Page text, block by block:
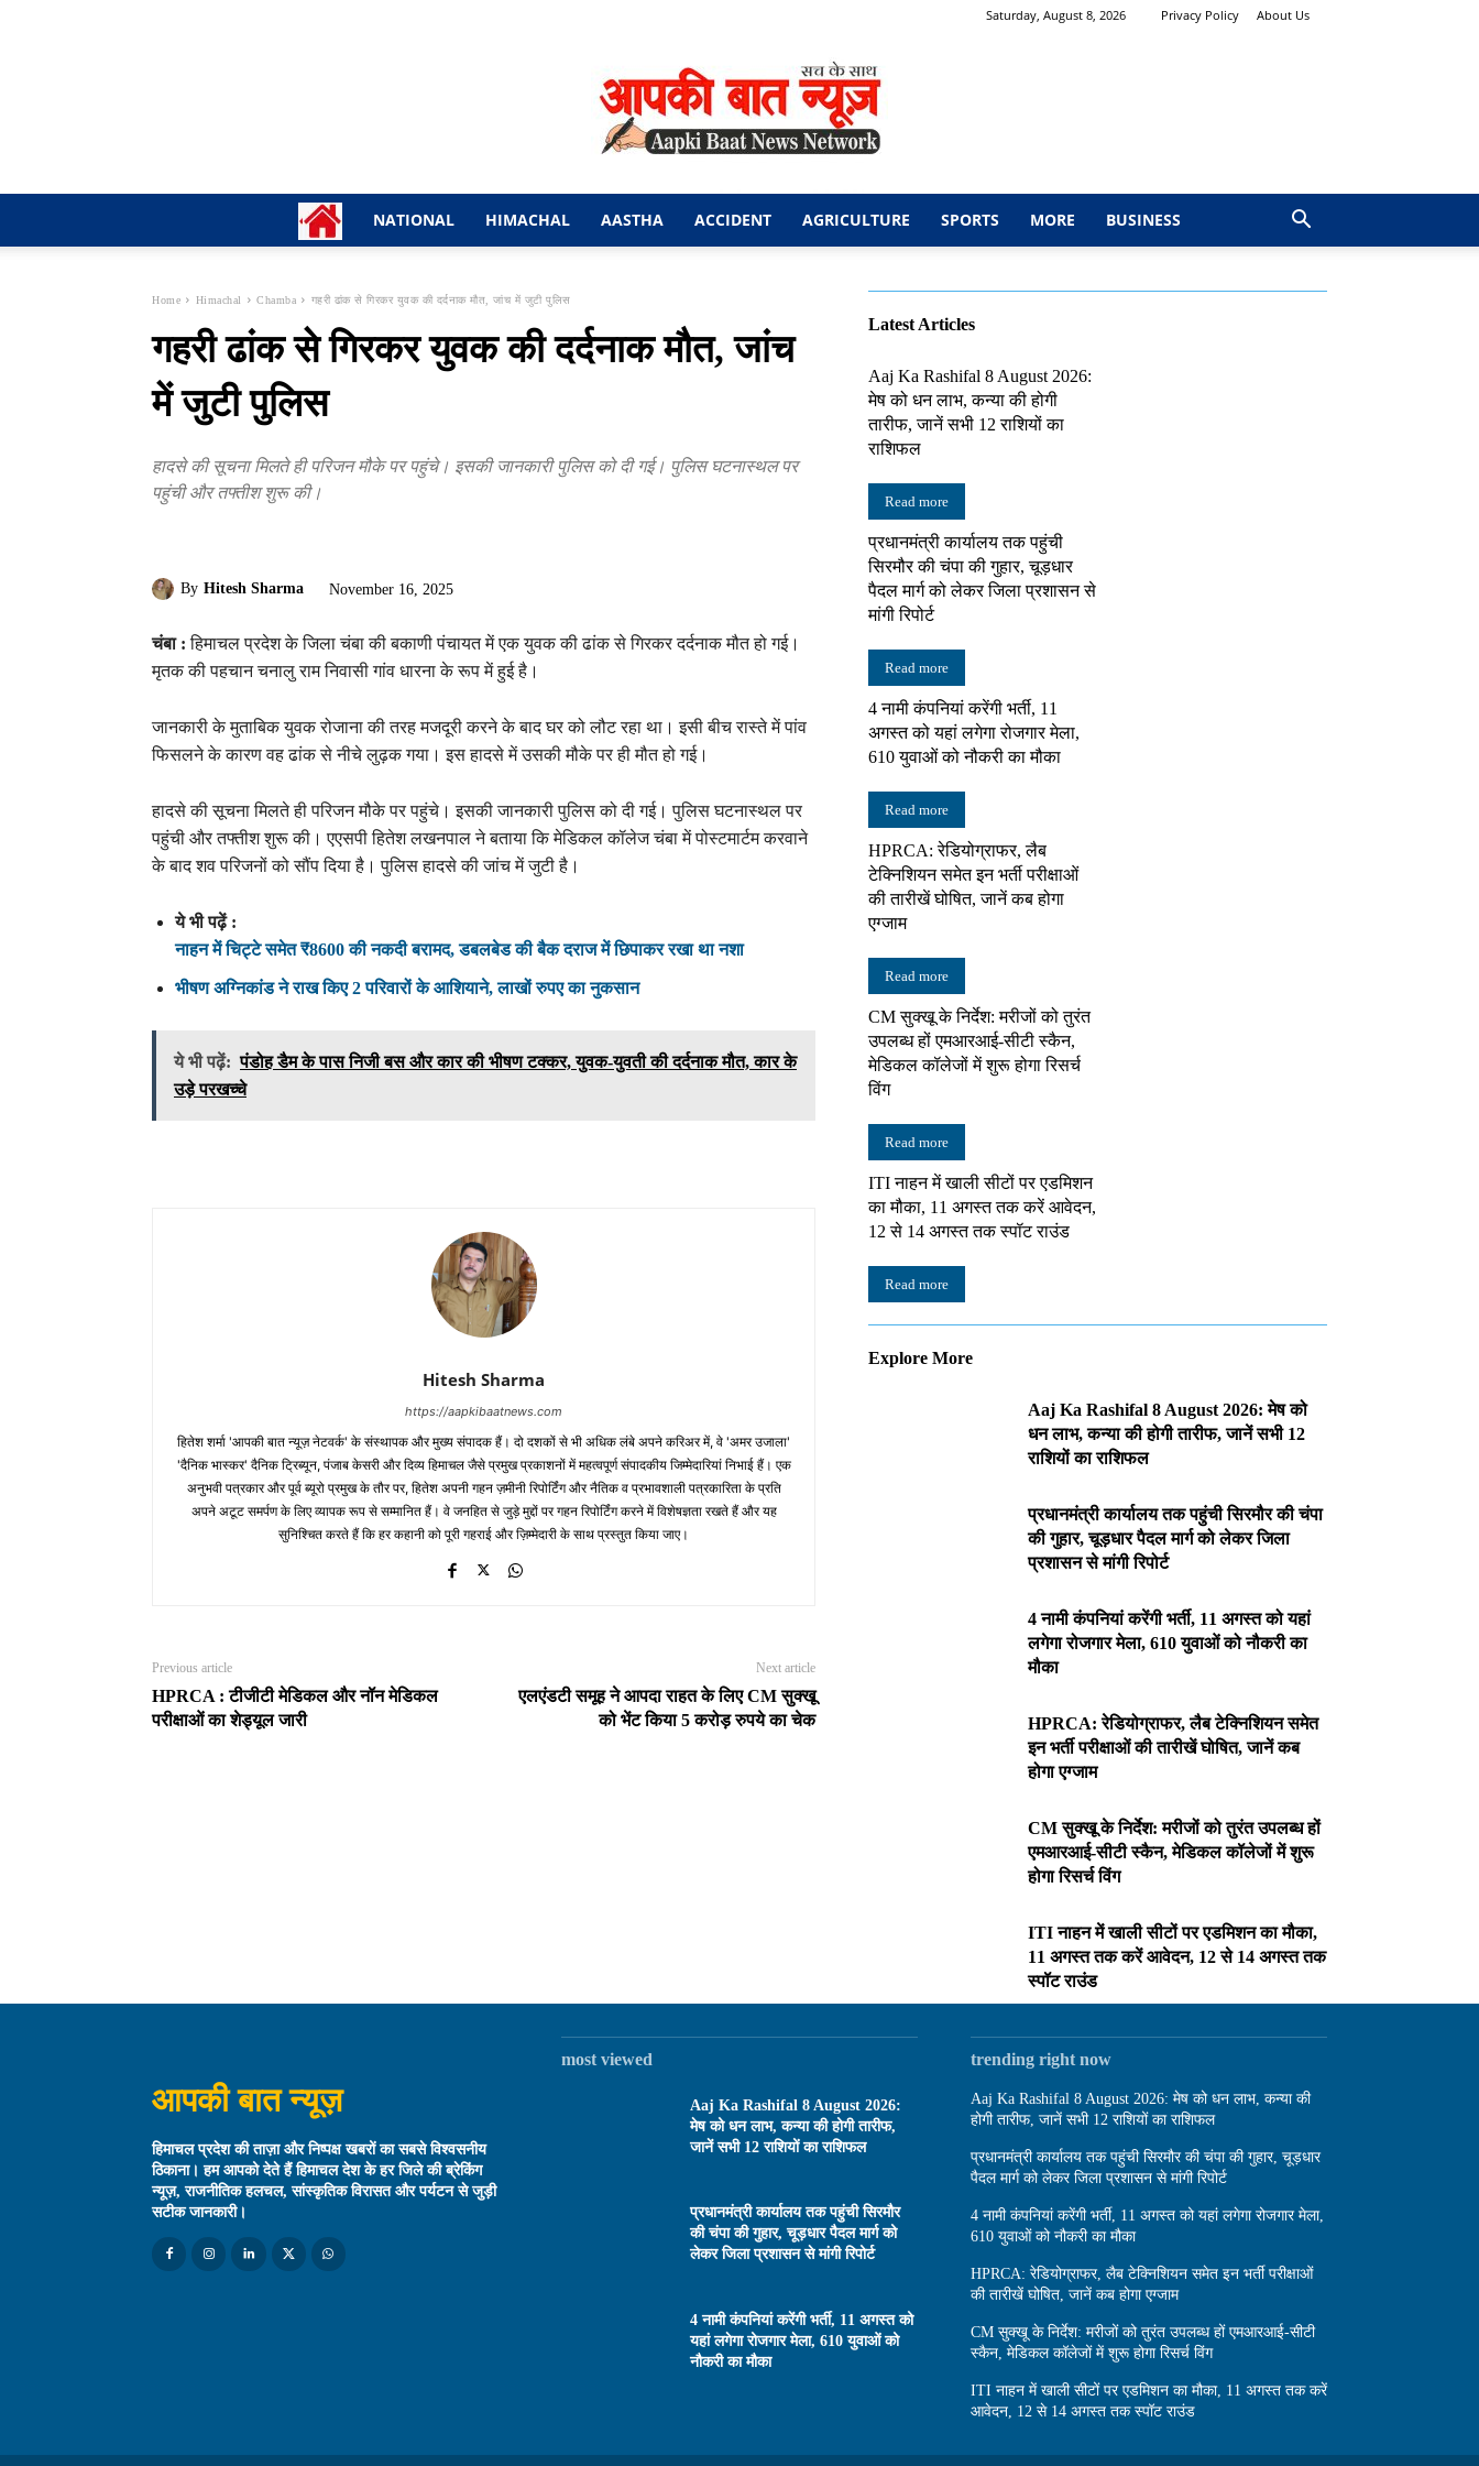
Saturday, August 8, 2026 Privacy Policy About Us
NATIONAL HIMACHAL AASTHA ACCIDENT AGRICULTURE SPORTS MORE BUSINESS
Home Himachal Chamba गहरी ढांक से गिरकर युवक की दर्दनाक मौत, जांच में जुटी पुलिस
गहरी ढांक से गिरकर युवक की दर्दनाक मौत, जांच
में जुटी पुलिस
हादसे की सूचना मिलते ही परिजन मौके पर पहुंचे। इसकी जानकारी पुलिस को दी गई। पुलिस घटनास्थल पर
पहुंची और तफ्तीश शुरू की।
By Hitesh Sharma November 16, 2025
चंबा : हिमाचल प्रदेश के जिला चंबा की बकाणी पंचायत में एक युवक की ढांक से गिरकर दर्दनाक मौत हो गई।
मृतक की पहचान चनालु राम निवासी गांव धारना के रूप में हुई है।
जानकारी के मुताबिक युवक रोजाना की तरह मजदूरी करने के बाद घर को लौट रहा था। इसी बीच रास्ते में पांव
फिसलने के कारण वह ढांक से नीचे लुढ़क गया। इस हादसे में उसकी मौके पर ही मौत हो गई।
हादसे की सूचना मिलते ही परिजन मौके पर पहुंचे। इसकी जानकारी पुलिस को दी गई। पुलिस घटनास्थल पर
पहुंची और तफ्तीश शुरू की। एएसपी हितेश लखनपाल ने बताया कि मेडिकल कॉलेज चंबा में पोस्टमार्टम करवाने
के बाद शव परिजनों को सौंप दिया है। पुलिस हादसे की जांच में जुटी है।
ये भी पढ़ें :
नाहन में चिट्टे समेत ₹8600 की नकदी बरामद, डबलबेड की बैक दराज में छिपाकर रखा था नशा
भीषण अग्निकांड ने राख किए 2 परिवारों के आशियाने, लाखों रुपए का नुकसान
ये भी पढ़ें: पंडोह डैम के पास निजी बस और कार की भीषण टक्कर, युवक-युवती की दर्दनाक मौत, कार के
उड़े परखच्चे
Hitesh Sharma
https://aapkibaatnews.com
हितेश शर्मा 'आपकी बात न्यूज़ नेटवर्क' के संस्थापक और मुख्य संपादक हैं। दो दशकों से भी अधिक लंबे अपने करिअर में, वे 'अमर उजाला'
'दैनिक भास्कर' दैनिक ट्रिब्यून, पंजाब केसरी और दिव्य हिमाचल जैसे प्रमुख प्रकाशनों में महत्वपूर्ण संपादकीय जिम्मेदारियां निभाई हैं। एक
अनुभवी पत्रकार और पूर्व ब्यूरो प्रमुख के तौर पर, हितेश अपनी गहन ज़मीनी रिपोर्टिंग और नैतिक व प्रभावशाली पत्रकारिता के प्रति
अपने अटूट समर्पण के लिए व्यापक रूप से सम्मानित हैं। वे जनहित से जुड़े मुद्दों पर गहन रिपोर्टिंग करने में विशेषज्ञता रखते हैं और यह
सुनिश्चित करते हैं कि हर कहानी को पूरी गहराई और ज़िम्मेदारी के साथ प्रस्तुत किया जाए।
Previous article
HPRCA : टीजीटी मेडिकल और नॉन मेडिकल
परीक्षाओं का शेड्यूल जारी
Next article
एलएंडटी समूह ने आपदा राहत के लिए CM सुक्खू
को भेंट किया 5 करोड़ रुपये का चेक
Latest Articles
Aaj Ka Rashifal 8 August 2026:
मेष को धन लाभ, कन्या की होगी
तारीफ, जानें सभी 12 राशियों का
राशिफल
Read more
प्रधानमंत्री कार्यालय तक पहुंची
सिरमौर की चंपा की गुहार, चूड़धार
पैदल मार्ग को लेकर जिला प्रशासन से
मांगी रिपोर्ट
Read more
4 नामी कंपनियां करेंगी भर्ती, 11
अगस्त को यहां लगेगा रोजगार मेला,
610 युवाओं को नौकरी का मौका
Read more
HPRCA: रेडियोग्राफर, लैब
टेक्निशियन समेत इन भर्ती परीक्षाओं
की तारीखें घोषित, जानें कब होगा
एग्जाम
Read more
CM सुक्खू के निर्देश: मरीजों को तुरंत
उपलब्ध हों एमआरआई-सीटी स्कैन,
मेडिकल कॉलेजों में शुरू होगा रिसर्च
विंग
Read more
ITI नाहन में खाली सीटों पर एडमिशन
का मौका, 11 अगस्त तक करें आवेदन,
12 से 14 अगस्त तक स्पॉट राउंड
Read more
Explore More
Aaj Ka Rashifal 8 August 2026: मेष को
धन लाभ, कन्या की होगी तारीफ, जानें सभी 12
राशियों का राशिफल
प्रधानमंत्री कार्यालय तक पहुंची सिरमौर की चंपा
की गुहार, चूड़धार पैदल मार्ग को लेकर जिला
प्रशासन से मांगी रिपोर्ट
4 नामी कंपनियां करेंगी भर्ती, 11 अगस्त को यहां
लगेगा रोजगार मेला, 610 युवाओं को नौकरी का
मौका
HPRCA: रेडियोग्राफर, लैब टेक्निशियन समेत
इन भर्ती परीक्षाओं की तारीखें घोषित, जानें कब
होगा एग्जाम
CM सुक्खू के निर्देश: मरीजों को तुरंत उपलब्ध हों
एमआरआई-सीटी स्कैन, मेडिकल कॉलेजों में शुरू
होगा रिसर्च विंग
ITI नाहन में खाली सीटों पर एडमिशन का मौका,
11 अगस्त तक करें आवेदन, 12 से 14 अगस्त तक
स्पॉट राउंड
आपकी बात न्यूज़
हिमाचल प्रदेश की ताज़ा और निष्पक्ष खबरों का सबसे विश्वसनीय
ठिकाना। हम आपको देते हैं हिमाचल देश के हर जिले की ब्रेकिंग
न्यूज़, राजनीतिक हलचल, सांस्कृतिक विरासत और पर्यटन से जुड़ी
सटीक जानकारी।
most viewed
Aaj Ka Rashifal 8 August 2026:
मेष को धन लाभ, कन्या की होगी तारीफ,
जानें सभी 12 राशियों का राशिफल
प्रधानमंत्री कार्यालय तक पहुंची सिरमौर
की चंपा की गुहार, चूड़धार पैदल मार्ग को
लेकर जिला प्रशासन से मांगी रिपोर्ट
4 नामी कंपनियां करेंगी भर्ती, 11 अगस्त को
यहां लगेगा रोजगार मेला, 610 युवाओं को
नौकरी का मौका
trending right now
Aaj Ka Rashifal 8 August 2026: मेष को धन लाभ, कन्या की
होगी तारीफ, जानें सभी 12 राशियों का राशिफल
प्रधानमंत्री कार्यालय तक पहुंची सिरमौर की चंपा की गुहार, चूड़धार
पैदल मार्ग को लेकर जिला प्रशासन से मांगी रिपोर्ट
4 नामी कंपनियां करेंगी भर्ती, 11 अगस्त को यहां लगेगा रोजगार मेला,
610 युवाओं को नौकरी का मौका
HPRCA: रेडियोग्राफर, लैब टेक्निशियन समेत इन भर्ती परीक्षाओं
की तारीखें घोषित, जानें कब होगा एग्जाम
CM सुक्खू के निर्देश: मरीजों को तुरंत उपलब्ध हों एमआरआई-सीटी
स्कैन, मेडिकल कॉलेजों में शुरू होगा रिसर्च विंग
ITI नाहन में खाली सीटों पर एडमिशन का मौका, 11 अगस्त तक करें
आवेदन, 12 से 14 अगस्त तक स्पॉट राउंड